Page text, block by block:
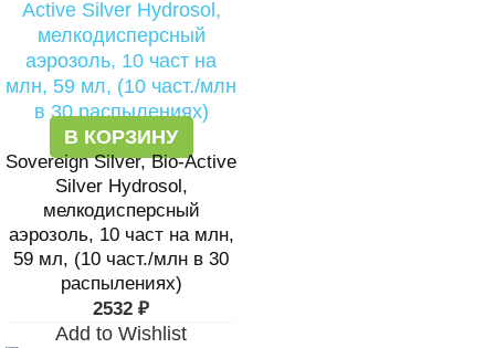
В КОРЗИНУ
Sovereign Silver, Bio-Active
Silver Hydrosol,
мелкодисперсный
аэрозоль, 10 част на млн,
59 мл, (10 част./млн в 30
распылениях)
2532 ₽
Add to Wishlist